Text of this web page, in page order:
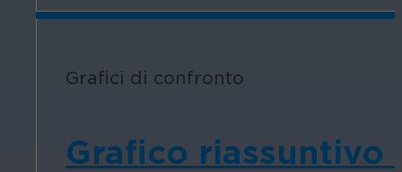
Grafici di confronto
Grafico riassuntivo